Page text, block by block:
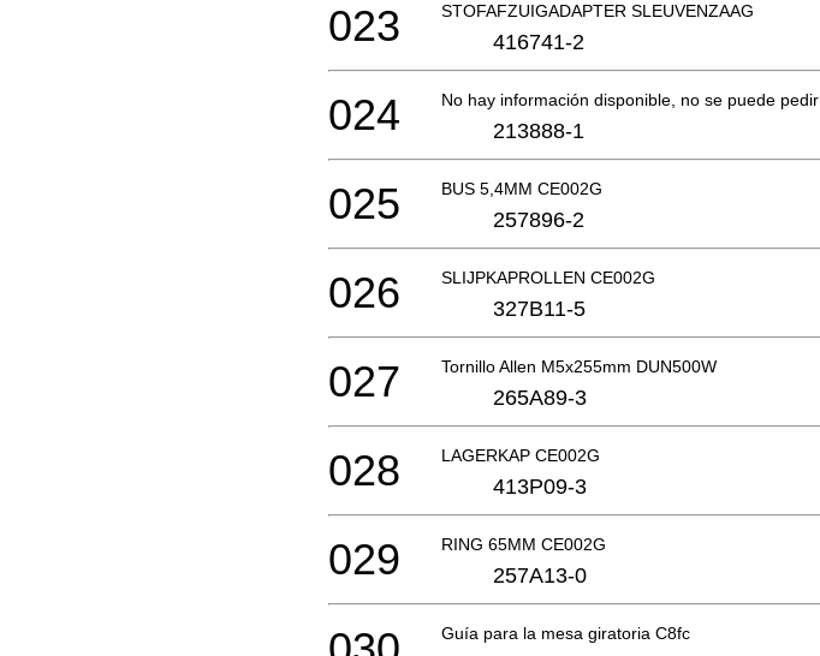
STOFAFZUIGADAPTER SLEUVENZAAG
023 416741-2
No hay información disponible, no se puede pedir
024 213888-1
BUS 5,4MM CE002G
025 257896-2
SLIJPKAPROLLEN CE002G
026 327B11-5
Tornillo Allen M5x255mm DUN500W
027 265A89-3
LAGERKAP CE002G
028 413P09-3
RING 65MM CE002G
029 257A13-0
Guía para la mesa giratoria C8fc